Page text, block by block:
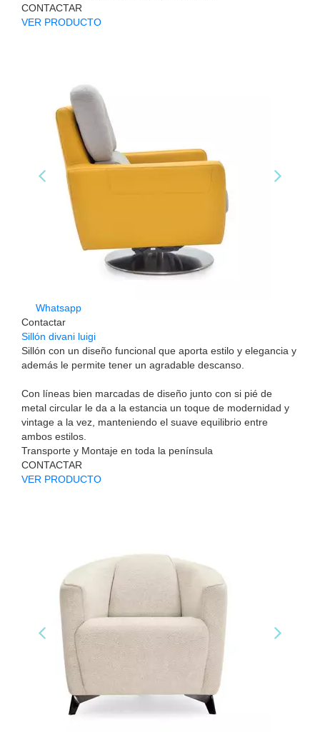
CONTACTAR
VER PRODUCTO
Whatsapp
Contactar
Sillón divani luigi
Sillón con un diseño funcional que aporta estilo y elegancia y
además le permite tener un agradable descanso.
Con líneas bien marcadas de diseño junto con si pié de
metal circular le da a la estancia un toque de modernidad y
vintage a la vez, manteniendo el suave equilibrio entre
ambos estilos.
Transporte y Montaje en toda la península
CONTACTAR
VER PRODUCTO